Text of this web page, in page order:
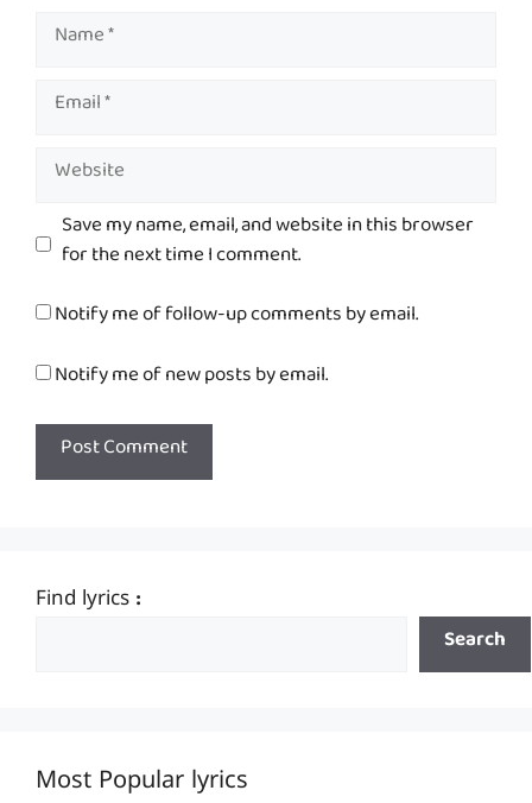
Name
Email
Website
Save my name, email, and website in this browser
for the next time I comment.
Notify me of follow-up comments by email.
Notify me of new posts by email.
Find lyrics :
Search
Most Popular lyrics